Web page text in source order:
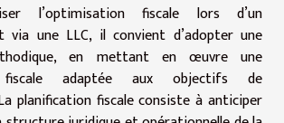
l’optimisation fiscale lors d’un
via une LLC, il convient d’adopter une
en mettant en œuvre une
fiscale adaptée aux objectifs de
planification fiscale consiste à anticiper